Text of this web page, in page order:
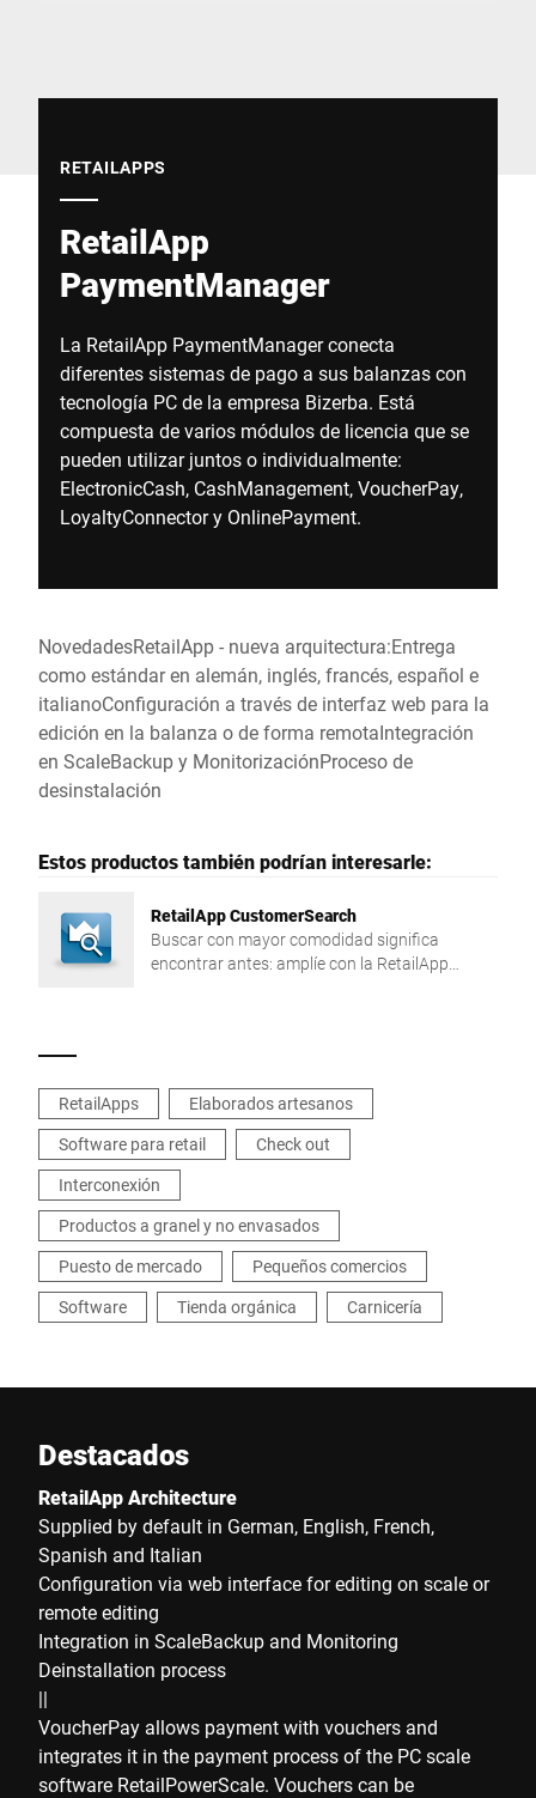
RETAILAPPS
RetailApp
PaymentManager
La RetailApp PaymentManager conecta
diferentes sistemas de pago a sus balanzas con
tecnología PC de la empresa Bizerba. Está
compuesta de varios módulos de licencia que se
pueden utilizar juntos o individualmente:
ElectronicCash, CashManagement, VoucherPay,
LoyaltyConnector y OnlinePayment.
NovedadesRetailApp - nueva arquitectura:Entrega
como estándar en alemán, inglés, francés, español e
italianoConfiguración a través de interfaz web para la
edición en la balanza o de forma remotaIntegración
en ScaleBackup y MonitorizaciónProceso de
desinstalación
Estos productos también podrían interesarle:
RetailApp CustomerSearch
Buscar con mayor comodidad significa
encontrar antes: amplíe con la RetailApp
RetailApps
Elaborados artesanos
Software para retail
Check out
Interconexión
Productos a granel y no envasados
Puesto de mercado
Pequeños comercios
Software
Tienda orgánica Carnicería
Destacados
RetailApp Architecture
Supplied by default in German, English, French,
Spanish and Italian
Configuration via web interface for editing on scale or
remote editing
Integration in ScaleBackup and Monitoring
Deinstallation process
||
VoucherPay allows payment with vouchers and
integrates it in the payment process of the PC scale
software RetailPowerScale. Vouchers can be